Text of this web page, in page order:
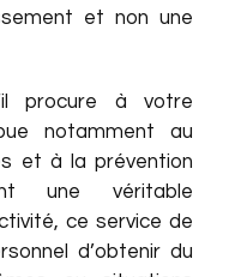
et non une
procure à votre
notamment au
et à la prévention
une véritable
ce service de
d’obtenir du